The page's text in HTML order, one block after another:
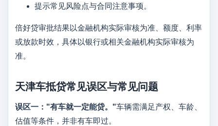
提示常见风险点与合同注意事项。
倍好贷审批结果以金融机构实际审核为准、额度、利率
或放款时效，具体以银行或相关金融机构实际审核为
准。
天津车抵贷常见误区与常见问题
误区一："有车就一定能贷。"车辆需满足产权、车龄、
估值等条件，并非有车即过。